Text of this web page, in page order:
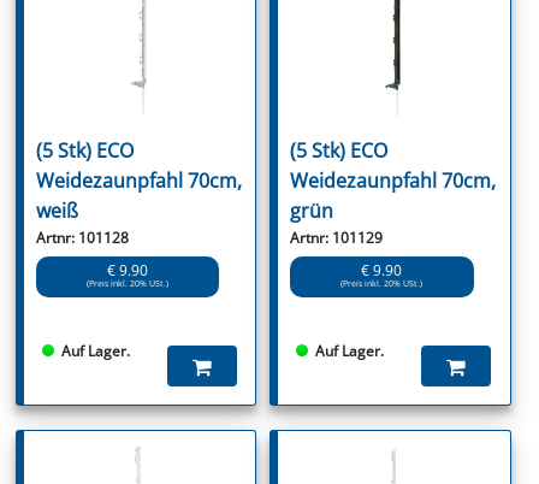
(5 Stk) ECO
Weidezaunpfahl 70cm,
weiß
Artnr: 101128
€ 9.90
(Preis inkl. 20% USt.)
Auf Lager.
(5 Stk) ECO
Weidezaunpfahl 70cm,
grün
Artnr: 101129
€ 9.90
(Preis inkl. 20% USt.)
Auf Lager.